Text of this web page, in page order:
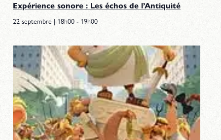
Expérience sonore : Les échos de l’Antiquité
22 septembre | 18h00 - 19h00